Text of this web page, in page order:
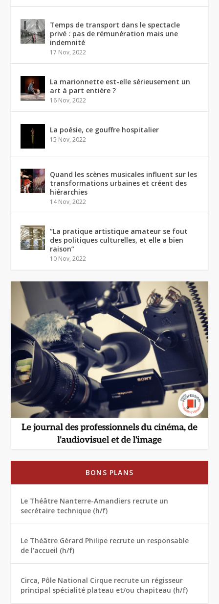
Temps de transport dans le spectacle
privé : pas de rémunération mais une
indemnité
17 Nov, 2022
La marionnette est-elle sérieusement un
art à part entière ?
16 Nov, 2022
La poésie, ce gouffre hospitalier
15 Nov, 2022
Quand les scènes musicales influent sur les
transformations urbaines et créent des
hiérarchies
14 Nov, 2022
“La pratique artistique amateur se fout
des politiques culturelles, et elle a bien
raison”
10 Nov, 2022
BONS PLANS
Le Théâtre Nanterre-Amandiers recrute un
secrétaire technique (h/f)
Le Théâtre Gérard Philipe recrute un responsable
de l’accueil (h/f)
Circa, Pôle National Cirque recrute un régisseur
principal spécialité plateau et/ou chapiteau (h/f)